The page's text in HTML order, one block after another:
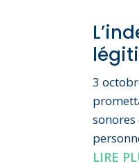
3
LIRE